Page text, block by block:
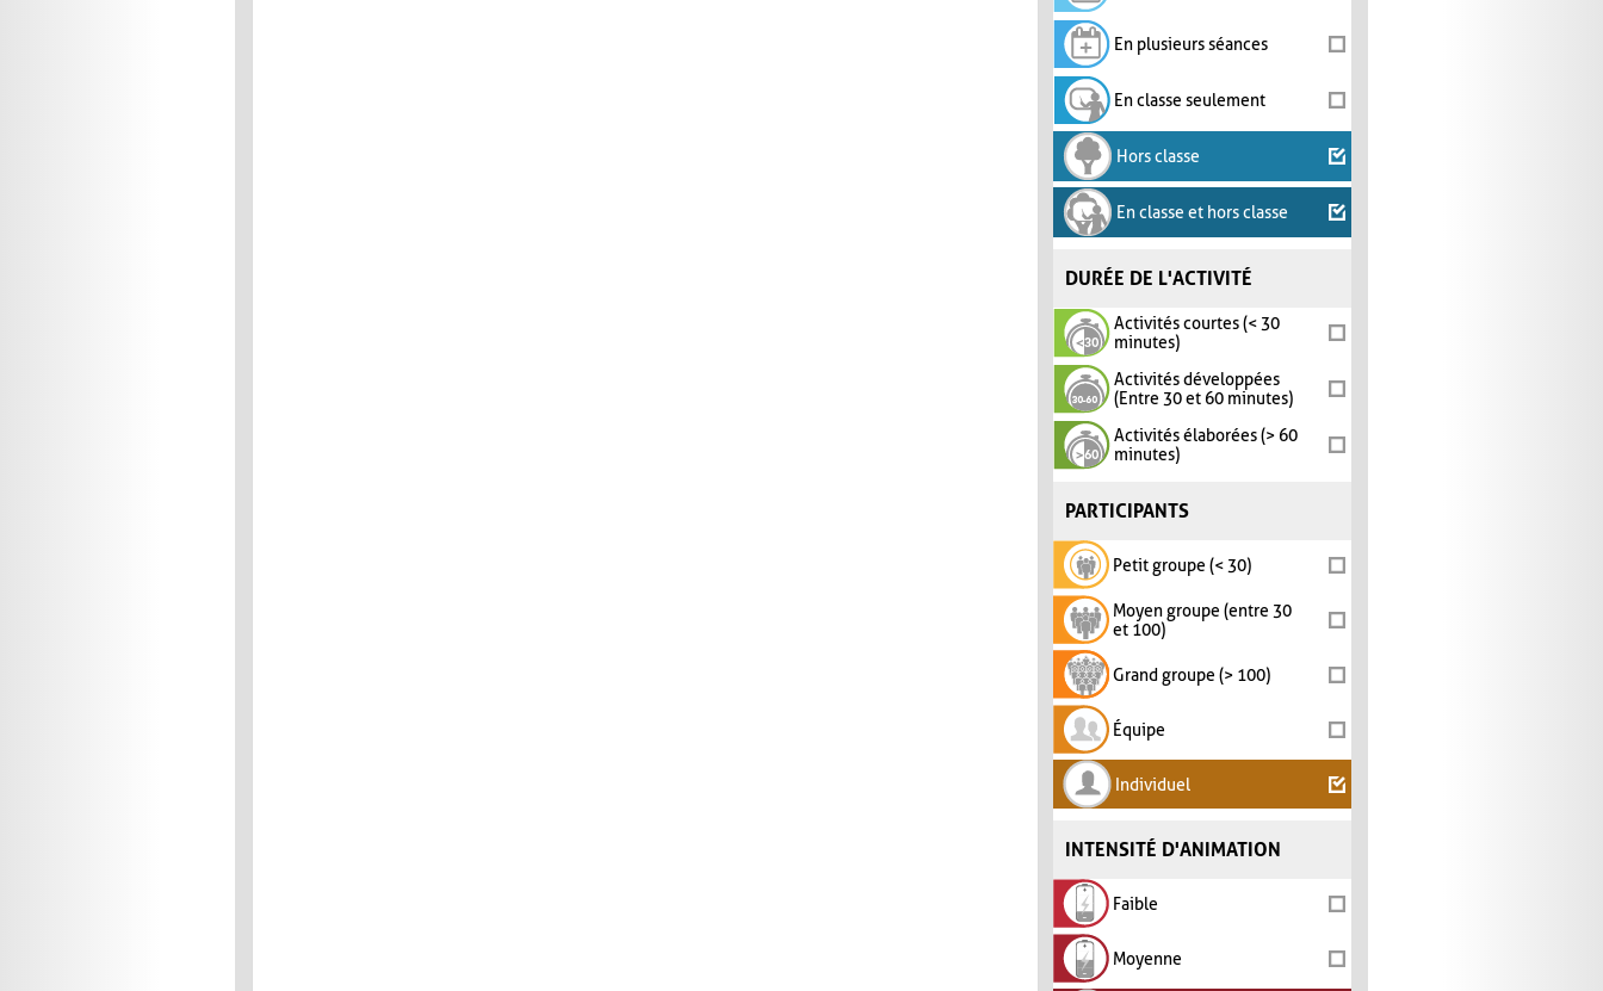
En plusieurs séances
En classe seulement
Hors classe
En classe et hors classe
DURÉE DE L'ACTIVITÉ
Activités courtes (< 30
minutes)
Activités développées
(Entre 30 et 60 minutes)
Activités élaborées (> 60
minutes)
PARTICIPANTS
Petit groupe (< 30)
Moyen groupe (entre 30
et 100)
Grand groupe (> 100)
Équipe
Individuel
INTENSITÉ D'ANIMATION
Faible
Moyenne